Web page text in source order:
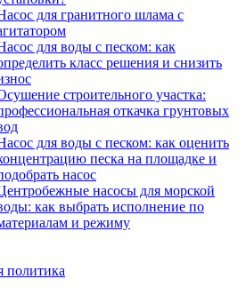
для гранитного шлама с
для воды с песком: как
класс решения и снизить
строительного участка:
откачка грунтовых
для воды с песком: как оценить
песка на площадке и
насос
насосы для морской
как выбрать исполнение по
и режиму
политика